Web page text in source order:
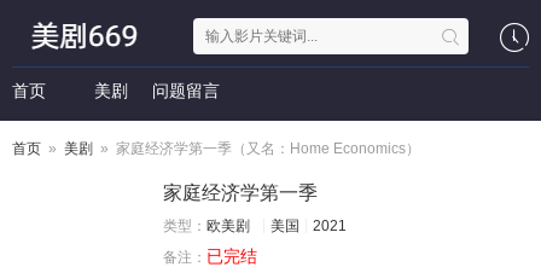
首页 美剧 问题留言
首页 » 美剧 » 家庭经济学第一季（又名：Home Economics）
家庭经济学第一季
类型： 欧美剧 美国
2021
备注： 已完结